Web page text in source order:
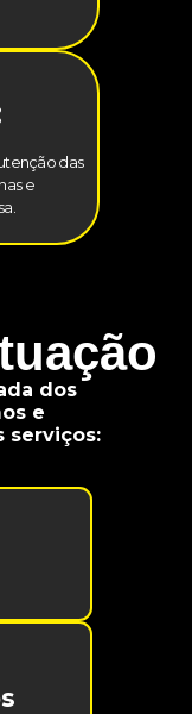
das
e
dos
e
serviços: